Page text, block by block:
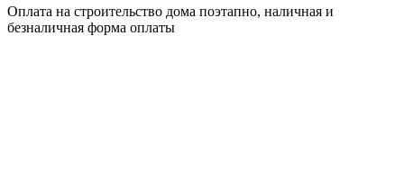
Оплата на строительство дома поэтапно, наличная и
безналичная форма оплаты